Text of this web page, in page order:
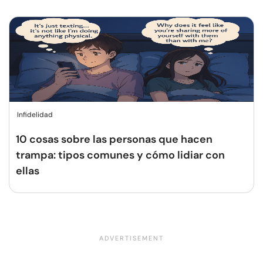
Infidelidad
10 cosas sobre las personas que hacen
trampa: tipos comunes y cómo lidiar con
ellas